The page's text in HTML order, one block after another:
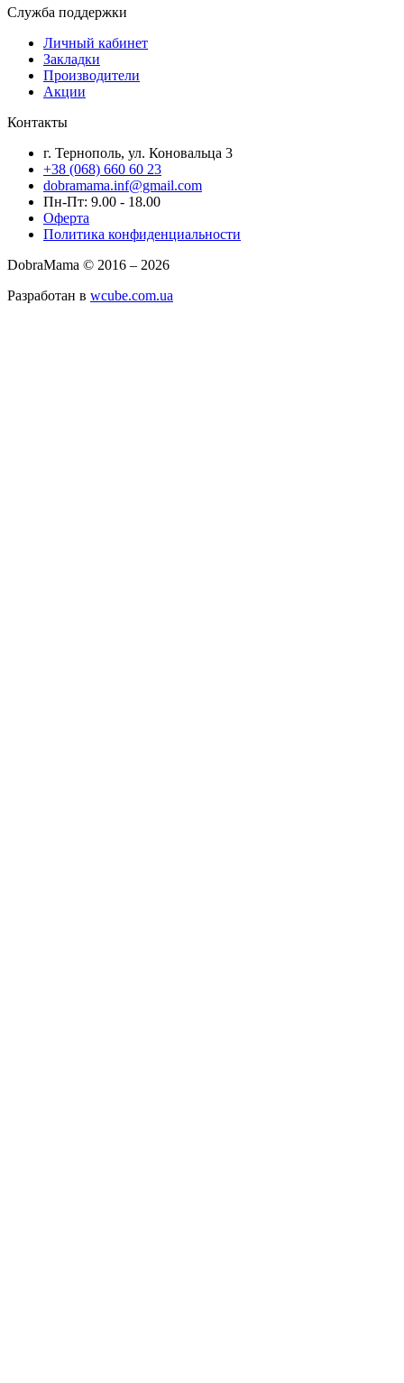
Служба поддержки
Личный кабинет
Закладки
Производители
Акции
Контакты
г. Тернополь, ул. Коновальца 3
+38 (068) 660 60 23
dobramama.inf@gmail.com
Пн-Пт: 9.00 - 18.00
Оферта
Политика конфиденциальности
DobraMama © 2016 – 2026
Разработан в wcube.com.ua